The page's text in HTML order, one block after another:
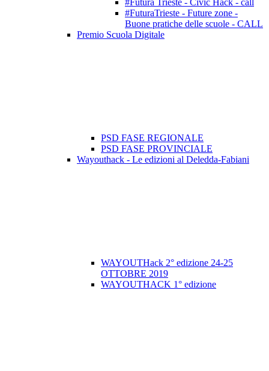
#Futura Trieste - Civic Hack - call
#FuturaTrieste - Future zone -
Buone pratiche delle scuole - CALL
Premio Scuola Digitale
PSD FASE REGIONALE
PSD FASE PROVINCIALE
Wayouthack - Le edizioni al Deledda-Fabiani
WAYOUTHack 2° edizione 24-25
OTTOBRE 2019
WAYOUTHACK 1° edizione